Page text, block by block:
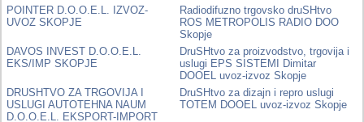
POINTER D.O.O.E.L. IZVOZ-
UVOZ SKOPJE
Radiodifuzno trgovsko druSHtvo
ROS METROPOLIS RADIO DOO
Skopje
DAVOS INVEST D.O.O.E.L.
EKS/IMP SKOPJE
DruSHtvo za proizvodstvo, trgovija i
uslugi EPS SISTEMI Dimitar
DOOEL uvoz-izvoz Skopje
DRUSHTVO ZA TRGOVIJA I
USLUGI AUTOTEHNA NAUM
D.O.O.E.L. EKSPORT-IMPORT
DruSHtvo za dizajn i repro uslugi
TOTEM DOOEL uvoz-izvoz Skopje